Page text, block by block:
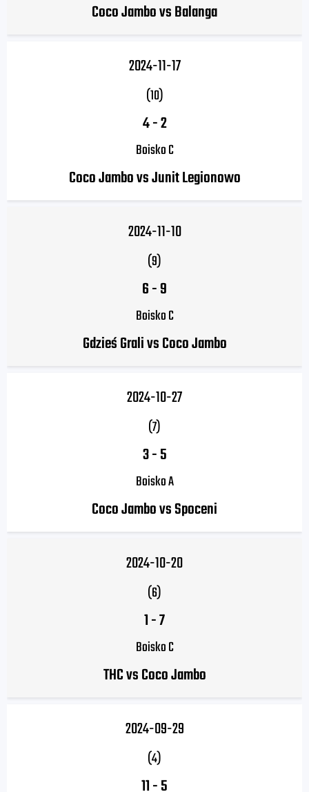
Coco Jambo vs Balanga
2024-11-17
(10)
4-2
Boisko C
Coco Jambo vs Junit Legionowo
2024-11-10
(9)
6-9
Boisko C
Gdzieś Grali vs Coco Jambo
2024-10-27
(7)
3-5
Boisko A
Coco Jambo vs Spoceni
2024-10-20
(6)
1-7
Boisko C
THC vs Coco Jambo
2024-09-29
(4)
11-5